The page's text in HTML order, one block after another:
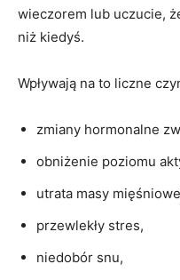
wieczorem lub uczucie,
niż kiedyś.
Wpływają na to liczne
zmiany hormonalne
obniżenie poziomu
utrata masy
przewlekły stres,
niedobór snu,